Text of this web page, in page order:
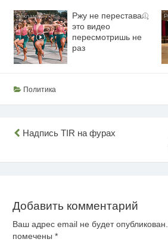
i
Ржу не переставая,
это видео
пересмотришь не
раз
Политика
Навигация
Надпись TIR на фурах
Добавить комментарий
Ваш адрес email не будет опубликован.
помечены *